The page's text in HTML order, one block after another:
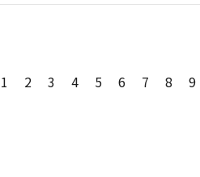
1 2 3 4 5 6 7 8 9